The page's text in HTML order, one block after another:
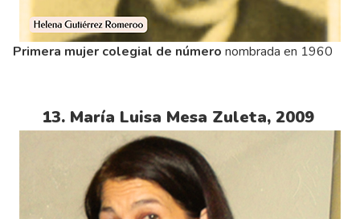
Primera mujer colegial de número nombrada en 1960
13. María Luisa Mesa Zuleta, 2009